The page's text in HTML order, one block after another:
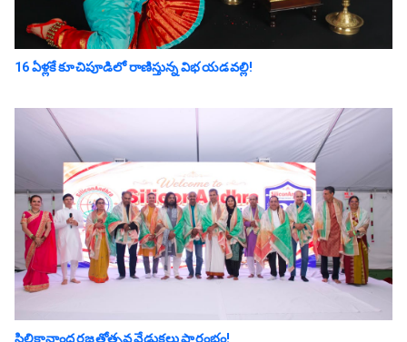
16 ఏళ్లకే కూచిపూడిలో రాణిస్తున్న విభ యడవల్లి!
సిలికానాంధ్ర రజతోత్సవ వేడుకలు ప్రారంభం!